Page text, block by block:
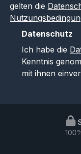
gelten die
Datenschutz
Ich habe die
Kenntnis
mit ihnen